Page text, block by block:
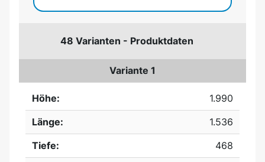
48 Varianten - Produktdaten
Variante 1
Höhe:
1.990
Länge:
1.536
Tiefe:
468